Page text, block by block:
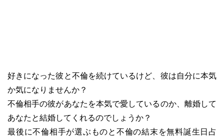
好きになった彼と不倫を続けているけど、彼は自分に本気
か気になりませんか？
不倫相手の彼があなたを本気で愛しているのか、離婚して
あなたと結婚してくれるのでしょうか？
最後に不倫相手が選ぶものと不倫の結末を無料誕生日占